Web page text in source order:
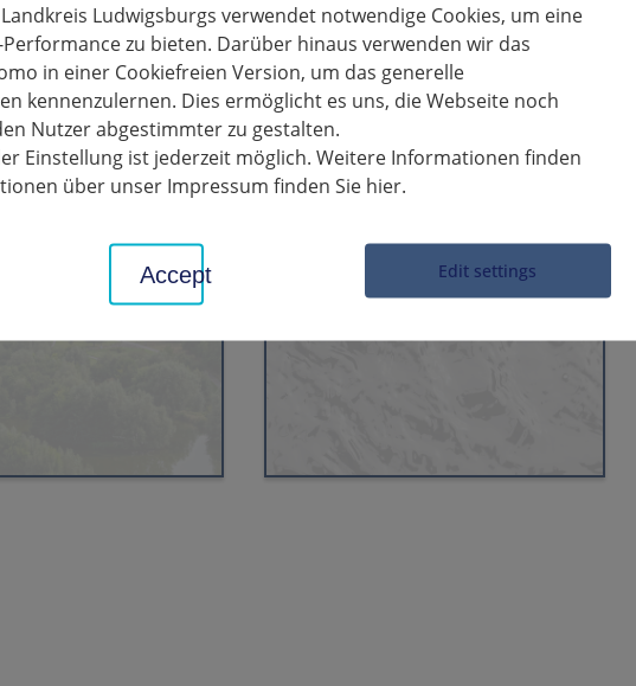
contaminated
Water and waste water
Ludwigsburgs verwendet notwendige Cookies, um eine
zu bieten. Darüber hinaus verwenden wir das
in einer Cookiefreien Version, um das generelle
kennenzulernen. Dies ermöglicht es uns, die Webseite noch
Nutzer abgestimmter zu gestalten.
Einstellung ist jederzeit möglich. Weitere Informationen finden
über unser Impressum finden Sie hier.
Edit settings
Accept